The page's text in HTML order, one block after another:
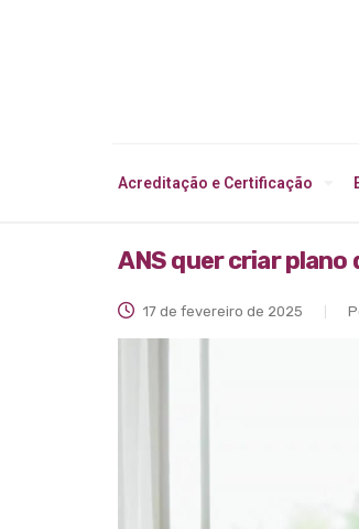
Acreditação e Certificação
ANS quer criar
17 de fevereiro de 2025